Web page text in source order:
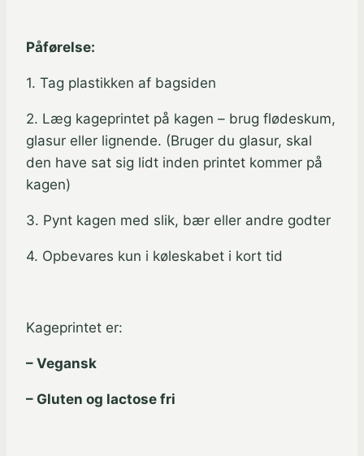
Påførelse:
1. Tag plastikken af bagsiden
2. Læg kageprintet på kagen – brug flødeskum,
glasur eller lignende. (Bruger du glasur, skal
den have sat sig lidt inden printet kommer på
kagen)
3. Pynt kagen med slik, bær eller andre godter
4. Opbevares kun i køleskabet i kort tid
Kageprintet er:
– Vegansk
– Gluten og lactose fri